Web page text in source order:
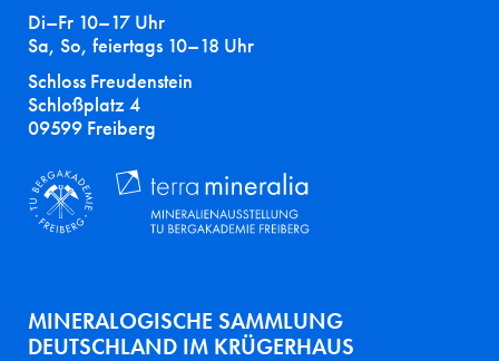
Di–Fr 10–17 Uhr
Sa, So, feiertags 10–18 Uhr
Schloss Freudenstein
Schloßplatz 4
09599 Freiberg
MINERALOGISCHE SAMMLUNG
DEUTSCHLAND IM KRÜGERHAUS